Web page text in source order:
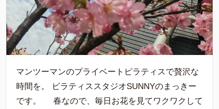
マンツーマンのプライベートピラティスで贅沢な
時間を。 ピラティススタジオSUNNYのまっきー
です。 春なので、毎日お花を見てワクワクして